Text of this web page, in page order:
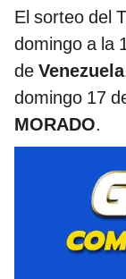
El sorteo del
domingo a la
de Venezuela
domingo 17
MORADO.